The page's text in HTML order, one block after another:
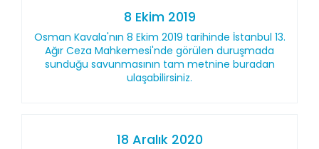
8 Ekim 2019
Osman Kavala'nın 8 Ekim 2019 tarihinde İstanbul 13.
Ağır Ceza Mahkemesi'nde görülen duruşmada
sunduğu savunmasının tam metnine buradan
ulaşabilirsiniz.
18 Aralık 2020